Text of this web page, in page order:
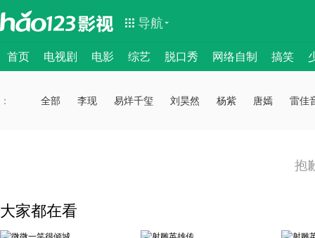
导航
首页 电视剧 电影 综艺 脱口秀 网络自制 搞笑
：： 全部 李现 易烊千玺 刘昊然 杨紫 唐嫣 雷佳
抱
大家都在看